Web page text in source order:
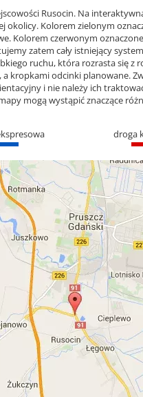
Rusocin. Na
okolicy. Kolorem zielonym
Kolorem czerwonym
zatem cały istniejący
ruchu, która rozrasta się z
kropkami odcinki planowane.
i nie należy ich
mogą wystąpić znaczące
droga